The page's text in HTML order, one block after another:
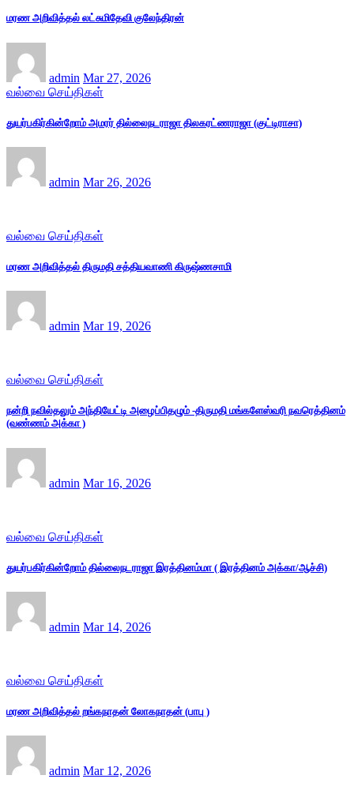
மரண அறிவித்தல் லட்சுமிதேவி குலேந்திரன்
admin Mar 27, 2026
வல்வை செய்திகள்
துயர்பகிர்கின்றோம் அமரர் தில்லைநடராஜா திலகரட்ணராஜா (குட்டிராசா)
admin Mar 26, 2026
வல்வை செய்திகள்
மரண அறிவித்தல் திருமதி சத்தியவாணி கிருஷ்ணசாமி
admin Mar 19, 2026
வல்வை செய்திகள்
நன்றி நவில்தலும் அந்தியேட்டி அழைப்பிதழும் -திருமதி மங்களேஸ்வரி நவரெத்தினம்
(வண்ணம் அக்கா )
admin Mar 16, 2026
வல்வை செய்திகள்
துயர்பகிர்கின்றோம் தில்லைநடராஜா இரத்தினம்மா ( இரத்தினம் அக்கா/ஆச்சி)
admin Mar 14, 2026
வல்வை செய்திகள்
மரண அறிவித்தல் றங்கநாதன் லோகநாதன் (பாபு )
admin Mar 12, 2026